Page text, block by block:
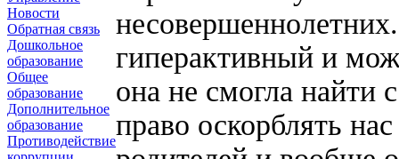
Новости
Обратная связь
Дошкольное
образование
Общее
образование
Дополнительное
образование
Противодействие
гиперактивный и
она не смогла найти
право оскорблять